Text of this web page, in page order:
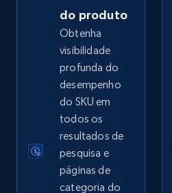
eBay - Collect records by
URL, Product id, Title, Seller
Seller reviews,
more.
2.5K+
do produto
Obtenha
visibilidade
profunda do
desempenho
do SKU em
todos os
resultados de
pesquisa e
páginas de
categoria do